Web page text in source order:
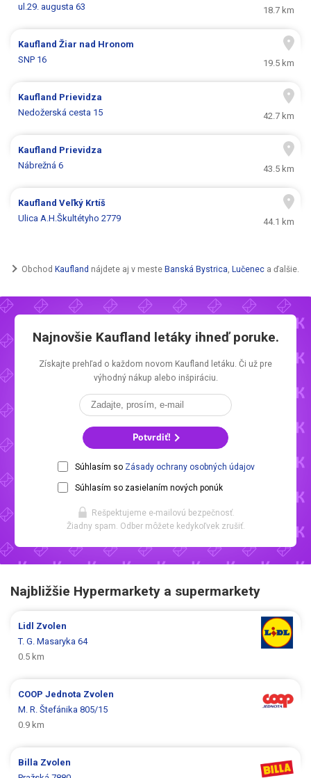
ul.29. augusta 63
18.7 km
KauflandŽiar nad Hronom
SNP 16
19.5 km
Kaufland Prievidza
Nedožerská cesta 15
42.7 km
Kaufland Prievidza
Nábrežná 6
43.5 km
KauflandVeľký Krtíš
Ulica A.H.Škultétyho 2779
44.1 km
Obchod Kaufland nájdete aj v meste Banská Bystrica Lučenec a ďalšie.
Najnovšie Kaufland letákyihneď poruke.
Získajte prehľad o každom novom Kaufland letáku. Či už pre
výhodný nákup alebo inšpiráciu.
Potvrdiť!
Súhlasím so Zásady ochrany osobných údajov
Súhlasím so zasielaním nových ponúk
Rešpektujeme e-mailovú bezpečnosť.
Žiadny spam. Odber môžete kedykoľvek zrušiť.
Najbližšie Hypermarkety a supermarkety
Lidl Zvolen
T. G. Masaryka 64
0.5 km
COOP Jednota Zvolen
M. R. Štefánika 805/15
0.9 km
Billa Zvolen